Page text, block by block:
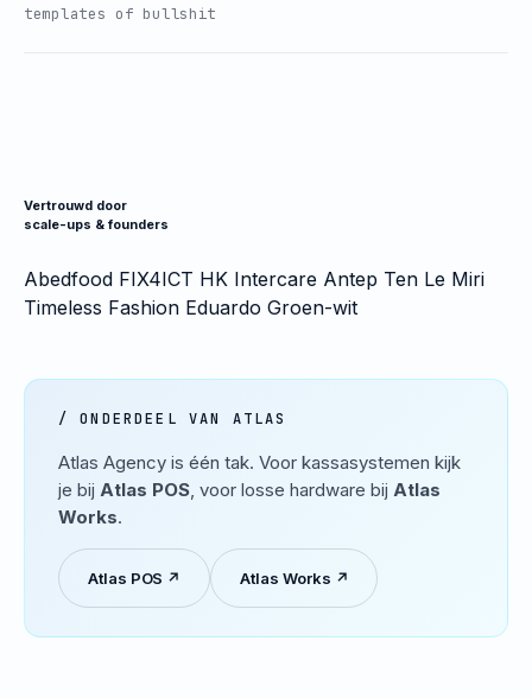
templates of bullshit
Vertrouwd door
scale-ups & founders
Abedfood FIX4ICT HK Intercare Antep Ten Le Miri
Timeless Fashion Eduardo Groen-wit
/ ONDERDEEL VAN ATLAS
Atlas Agency is één tak. Voor kassasystemen kijk
je bij Atlas POS, voor losse hardware bij Atlas
Works.
Atlas POS ↗ Atlas Works ↗